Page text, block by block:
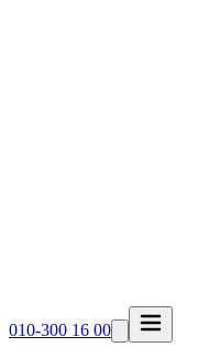
010-300 16 00